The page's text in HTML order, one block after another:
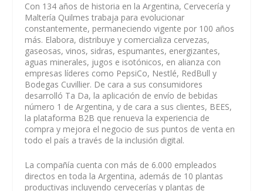
Con 134 años de historia en la Argentina, Cervecería y
Maltería Quilmes trabaja para evolucionar
constantemente, permaneciendo vigente por 100 años
más. Elabora, distribuye y comercializa cervezas,
gaseosas, vinos, sidras, espumantes, energizantes,
aguas minerales, jugos e isotónicos, en alianza con
empresas líderes como PepsiCo, Nestlé, RedBull y
Bodegas Cuvillier. De cara a sus consumidores
desarrolló Ta Da, la aplicación de envío de bebidas
número 1 de Argentina, y de cara a sus clientes, BEES,
la plataforma B2B que renueva la experiencia de
compra y mejora el negocio de sus puntos de venta en
todo el país a través de la inclusión digital.
La compañía cuenta con más de 6.000 empleados
directos en toda la Argentina, además de 10 plantas
productivas incluyendo cervecerías y plantas de